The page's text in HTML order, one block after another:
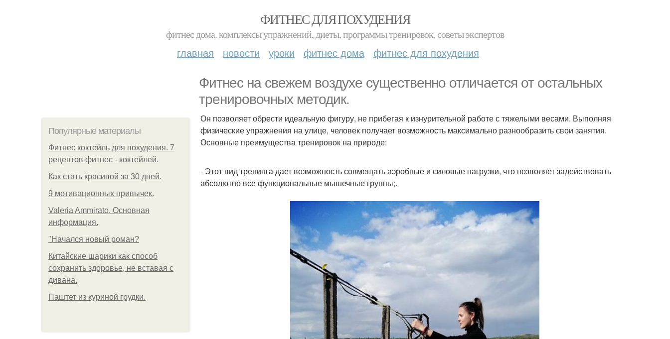
ФИТНЕС ДЛЯ ПОХУДЕНИЯ
фитнес дома. комплексы упражнений, диеты, программы тренировок, советы экспертов
главная новости уроки фитнес дома фитнес для похудения
Фитнес на свежем воздухе существенно отличается от остальных
тренировочных методик.
Популярные материалы
Фитнес коктейль для похудения. 7
рецептов фитнес - коктейлей.
Как стать красивой за 30 дней.
9 мотивационных привычек.
Valeria Ammirato. Основная
информация.
"Начался новый роман?
Китайские шарики как способ
сохранить здоровье, не вставая с
дивана.
Паштет из куриной грудки.
Он позволяет обрести идеальную фигуру, не прибегая к изнурительной работе с тяжелыми весами. Выполняя
физические упражнения на улице, человек получает возможность максимально разнообразить свои занятия.
Основные преимущества тренировок на природе:
- Этот вид тренинга дает возможность совмещать аэробные и силовые нагрузки, что позволяет задействовать
абсолютно все функциональные мышечные группы;.